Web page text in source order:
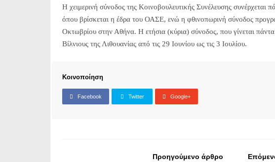
Η χειμερινή σύνοδος της Κοινοβουλευτικής Συνέλευσης
όπου βρίσκεται η έδρα του ΟΑΣΕ, ενώ η φθινοπωρινή σύνοδος
Οκτωβρίου στην Αθήνα. Η ετήσια (κύρια) σύνοδος, που γίνεται
Βίλνιους της Λιθουανίας από τις 29 Ιουνίου ως τις 3 Ιουλίου.
Κοινοποίηση
Facebook Twitter Google+
Προηγούμενο άρθρο